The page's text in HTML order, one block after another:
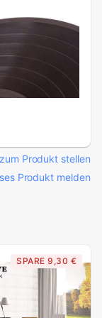
Produkt stellen
Produkt melden
SPARE 9,30 €